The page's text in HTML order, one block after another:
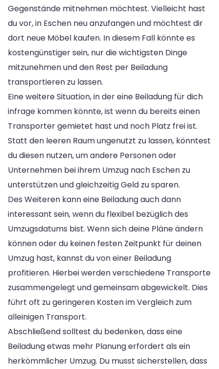
Gegenstände mitnehmen möchtest. Vielleicht hast
du vor, in Eschen neu anzufangen und möchtest dir
dort neue Möbel kaufen. In diesem Fall könnte es
kostengünstiger sein, nur die wichtigsten Dinge
mitzunehmen und den Rest per Beiladung
transportieren zu lassen.
Eine weitere Situation, in der eine Beiladung für dich
infrage kommen könnte, ist wenn du bereits einen
Transporter gemietet hast und noch Platz frei ist.
Statt den leeren Raum ungenutzt zu lassen, könntest
du diesen nutzen, um andere Personen oder
Unternehmen bei ihrem Umzug nach Eschen zu
unterstützen und gleichzeitig Geld zu sparen.
Des Weiteren kann eine Beiladung auch dann
interessant sein, wenn du flexibel bezüglich des
Umzugsdatums bist. Wenn sich deine Pläne ändern
können oder du keinen festen Zeitpunkt für deinen
Umzug hast, kannst du von einer Beiladung
profitieren. Hierbei werden verschiedene Transporte
zusammengelegt und gemeinsam abgewickelt. Dies
führt oft zu geringeren Kosten im Vergleich zum
alleinigen Transport.
Abschließend solltest du bedenken, dass eine
Beiladung etwas mehr Planung erfordert als ein
herkömmlicher Umzug. Du musst sicherstellen, dass